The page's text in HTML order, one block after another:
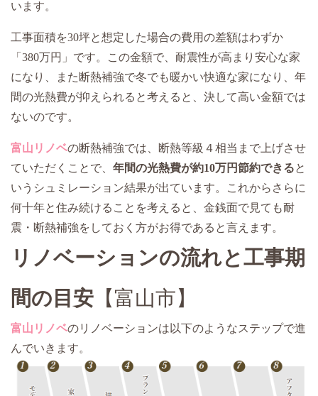
います。
工事面積を30坪と想定した場合の費用の差額はわずか
「380万円」です。この金額で、耐震性が高まり安心な家
になり、また断熱補強で冬でも暖かい快適な家になり、年
間の光熱費が抑えられると考えると、決して高い金額では
ないのです。
富山リノベの断熱補強では、断熱等級４相当まで上げさせ
ていただくことで、 年間の光熱費が約10万円節約できると
いうシュミレーション結果が出ています。これからさらに
何十年と住み続けることを考えると、金銭面で見ても耐
震・断熱補強をしておく方がお得であると言えます。
リノベーションの流れと工事期
間の目安 【富山市】
富山リノベのリノベーションは以下のようなステップで進
んでいきます。